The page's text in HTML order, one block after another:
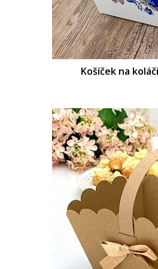
Košíček na